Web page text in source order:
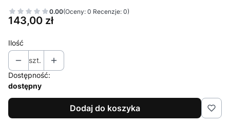
0.00(Oceny: 0 Recenzje: 0)
Cena
143,00 zł
Ilość
szt.
Dostępność:
dostępny
Dodaj do koszyka